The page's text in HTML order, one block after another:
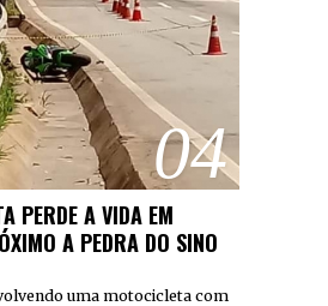
04
PERDE A VIDA EM
A PEDRA DO SINO
uma motocicleta com